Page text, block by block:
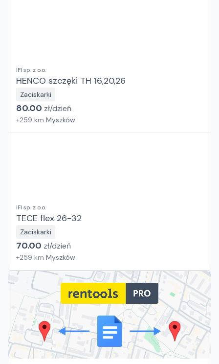
IFI sp. z o.o.
HENCO szczęki TH 16,20,26
Zaciskarki
80.00 zł/dzień
+259 km Myszków
IFI sp. z o.o.
TECE flex 26-32
Zaciskarki
70.00 zł/dzień
+259 km Myszków